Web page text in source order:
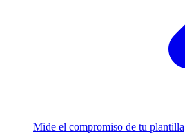
Mide el compromiso de tu plantilla